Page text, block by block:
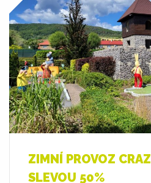
ZIMNÍ PROVOZ
SLEVOU 50%